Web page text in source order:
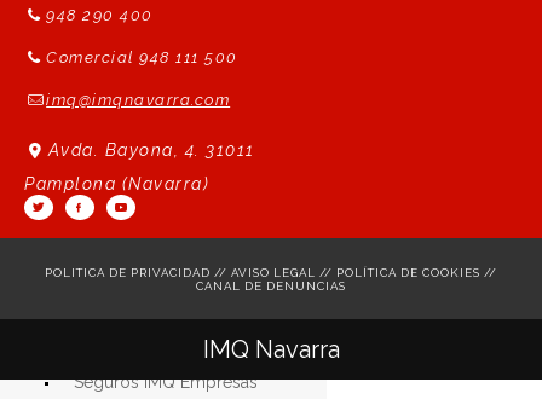
948 290 400
Comercial 948 111 500
imq@imqnavarra.com
Avda. Bayona, 4. 31011
Pamplona (Navarra)
POLITICA DE PRIVACIDAD // AVISO LEGAL // POLÍTICA DE COOKIES //
CANAL DE DENUNCIAS
IMQ Navarra
Seguros IMQ Autónomos
Seguros IMQ Empresas